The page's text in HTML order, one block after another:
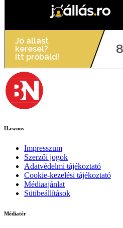
Hasznos
Impresszum
Szerzői jogok
Adatvédelmi tájékoztató
Cookie-kezelési tájékoztató
Médiaajánlat
Sütibeállítások
Médiatér